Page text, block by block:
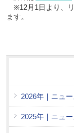
※12月1日より、
ます。
2026年｜ニュ
2025年｜ニュ